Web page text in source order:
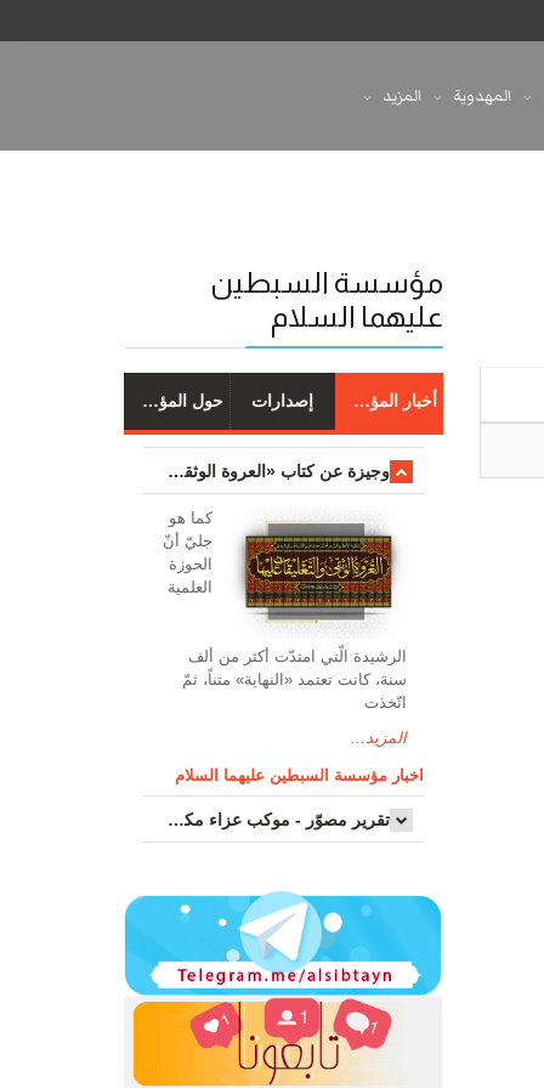
المهدوية المزيد
مؤسسة السبطين
عليهما السلام
أخبار المؤسسة إصدارات حول المؤسسة
وجیزة عن کتاب «العروة الوثقی والتعلیقات علیها»
کما هو
جليّ أنّ
الحوزة
العلمیة
الرشیدة الّتي امتدّت أكثر من ألف
سنة، كانت تعتمد «النهاية» متناً، ثمّ
اتّخذت
المزيد...
اخبار مؤسسة السبطين عليهما السلام
تقرير مصوّر - موكب عزاء مکتب سماحة اية الله السيد مرتضى الموسوي الاصفهاني في يوم إستشهاد السيدة فاطم...